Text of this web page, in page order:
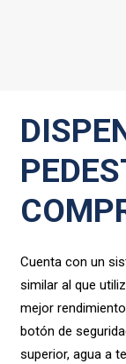
Cuenta con un
similar al que
mejor
botón de
superior, agua a